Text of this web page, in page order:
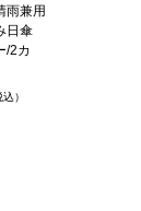
雨兼用
日傘
/2カ
）